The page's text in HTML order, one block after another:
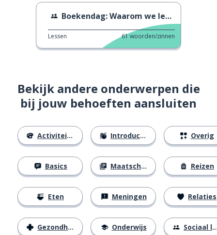
Boekendag: Waarom we lezen
Lessen 61woorden/zinnen
Bekijk andere onderwerpen die
bij jouw behoeften aansluiten
Activiteiten
Basics
Eten
Gezondheid
Introducties
Maatschappij
Meningen
Onderwijs
Overig
Reizen
Relaties
Sociaal leven